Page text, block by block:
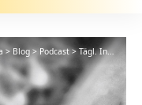
> Blog>Podcast>Tägl. Inspiration